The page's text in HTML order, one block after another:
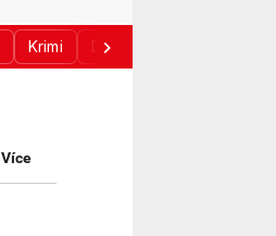
Krimi Donald Trump
Více